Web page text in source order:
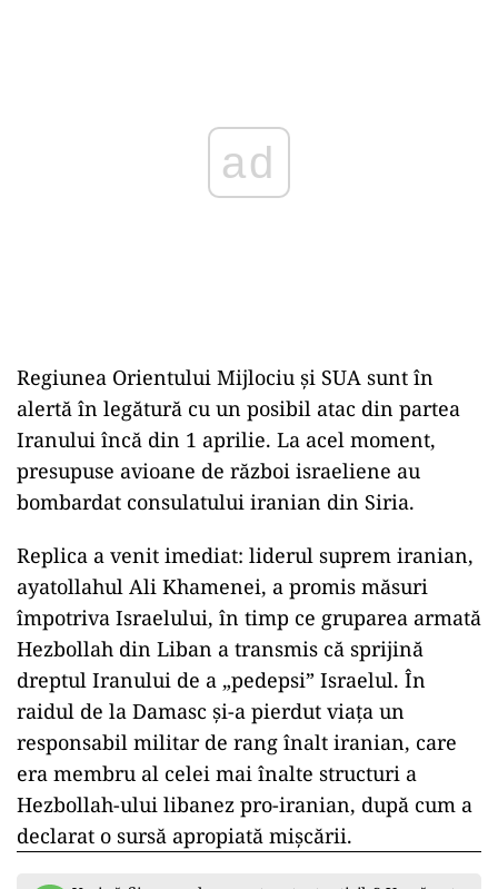
ad
Regiunea Orientului Mijlociu şi SUA sunt în
alertă în legătură cu un posibil atac din partea
Iranului încă din 1 aprilie. La acel moment,
presupuse avioane de război israeliene au
bombardat consulatului iranian din Siria.
Replica a venit imediat: liderul suprem iranian,
ayatollahul Ali Khamenei, a promis măsuri
împotriva Israelului, în timp ce gruparea armată
Hezbollah din Liban a transmis că sprijină
dreptul Iranului de a „pedepsi” Israelul. În
raidul de la Damasc și-a pierdut viața un
responsabil militar de rang înalt iranian, care
era membru al celei mai înalte structuri a
Hezbollah-ului libanez pro-iranian, după cum a
declarat o sursă apropiată mişcării.